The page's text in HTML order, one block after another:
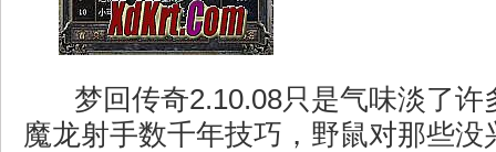
梦回传奇2.10.08只是气味淡了许
魔龙射手数千年技巧，野鼠对那些没